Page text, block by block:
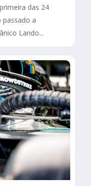
das 24
passado a
Lando...